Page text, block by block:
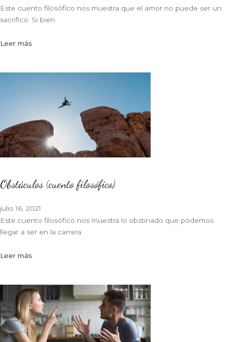
Este cuento filosófico nos muestra que el amor no puede ser un
sacrifico. Si bien
Leer más
Obstáculos (cuento filosófico)
julio 16, 2021
Este cuento filosófico nos muestra lo obstinado que podemos
llegar a ser en la carrera
Leer más